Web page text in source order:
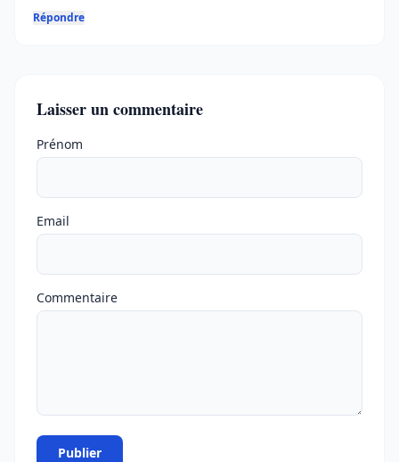
Répondre
Laisser un commentaire
Ne pas remplir
Prénom
Email
Commentaire
Publier